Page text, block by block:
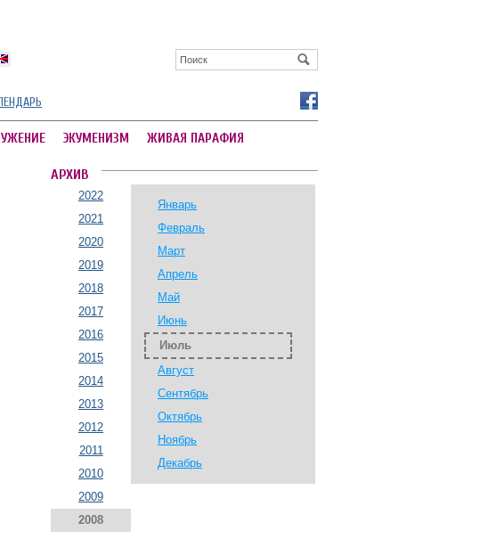
ЭКУМЕНИЗМ ЖИВАЯ ПАРАФИЯ
АРХИВ
2022
2021
2020
2019
2018
2017
2016
2015
2014
2013
2012
2011
2010
2009
2008
Январь
Февраль
Март
Апрель
Май
Июнь
Июль
Август
Сентябрь
Октябрь
Ноябрь
Декабрь